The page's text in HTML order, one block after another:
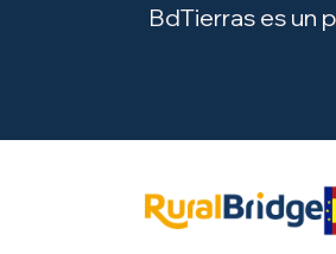
BdTierras es un